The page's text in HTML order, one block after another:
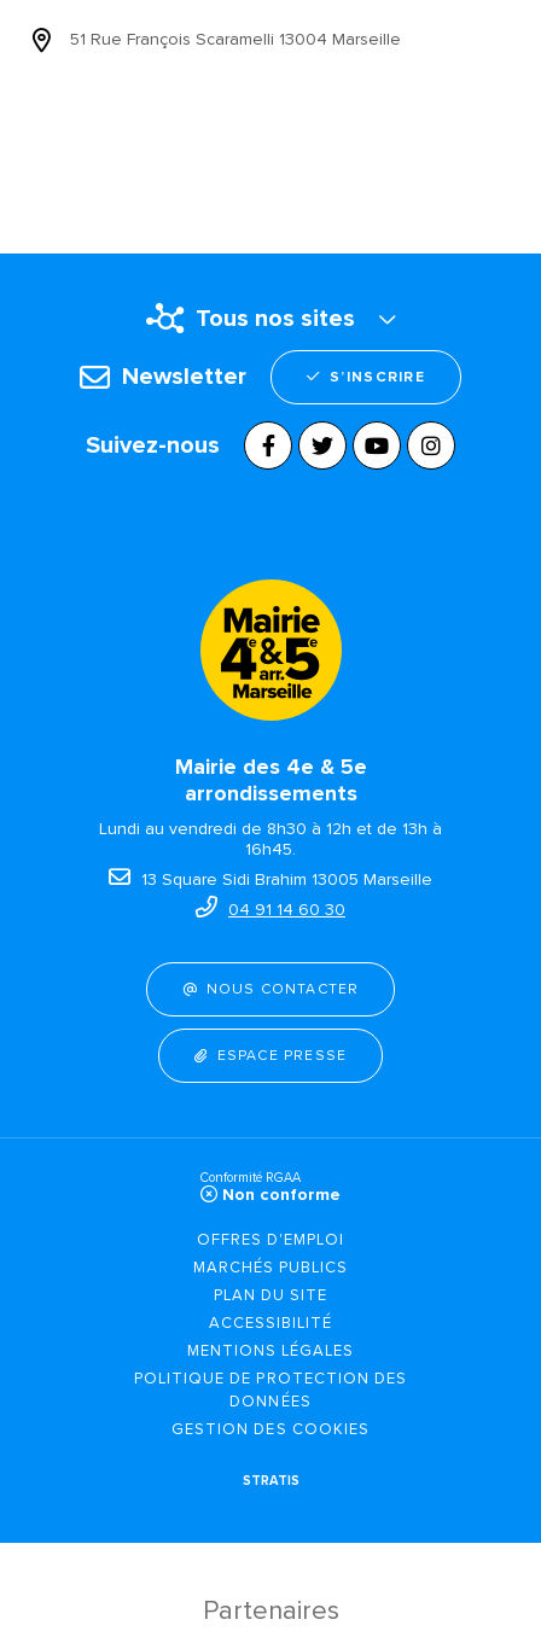
51 Rue François Scaramelli 13004 Marseille
Tous nos sites
Newsletter S’INSCRIRE
Suivez-nous
Mairie des 4e & 5e
arrondissements
Lundi au vendredi de 8h30 à 12h et de 13h à
16h45.
13 Square Sidi Brahim 13005 Marseille
04 91 14 60 30
NOUS CONTACTER
ESPACE PRESSE
Conformité RGAA
Non conforme
OFFRES D'EMPLOI
MARCHÉS PUBLICS
PLAN DU SITE
ACCESSIBILITÉ
MENTIONS LÉGALES
POLITIQUE DE PROTECTION DES
DONNÉES
GESTION DES COOKIES
STRATIS
Partenaires